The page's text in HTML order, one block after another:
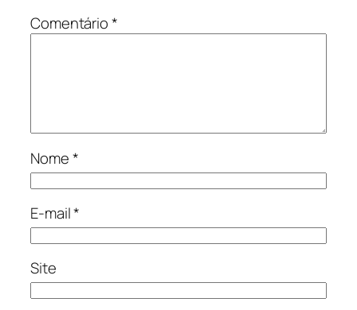
Comentário*
Nome*
E-mail*
Site